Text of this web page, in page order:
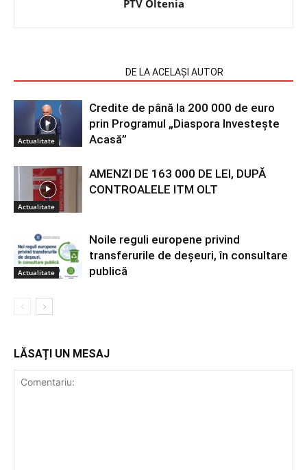
PTV Oltenia
DE LA ACELAȘI AUTOR
Actualitate
Credite de până la 200 000 de euro
prin Programul „Diaspora Investește
Acasă”
Actualitate
AMENZI DE 163 000 DE LEI, DUPĂ
CONTROALELE ITM OLT
Actualitate
Noile reguli europene privind
transferurile de deșeuri, în consultare
publică
LĂSAȚI UN MESAJ